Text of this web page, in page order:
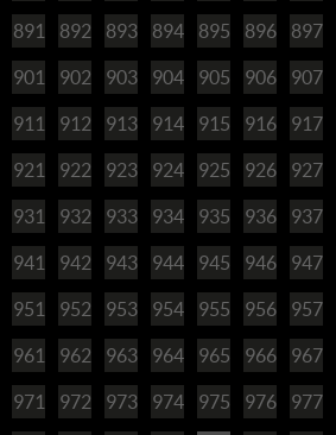
891 892 893 894 895 896 897
901 902 903 904 905 906 907
911 912 913 914 915 916 917
921 922 923 924 925 926 927
931 932 933 934 935 936 937
941 942 943 944 945 946 947
951 952 953 954 955 956 957
961 962 963 964 965 966 967
971 972 973 974 975 976 977